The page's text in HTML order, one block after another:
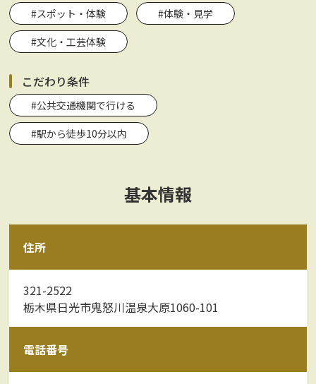
#スポット・体験
#体験・見学
#文化・工芸体験
こだわり条件
#公共交通機関で行ける
#駅から徒歩10分以内
基本情報
住所
321-2522
栃木県日光市鬼怒川温泉大原1060-101
電話番号